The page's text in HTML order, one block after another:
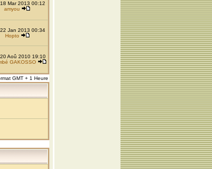
Mar 2013 00:12
amyou
Jan 2013 00:34
Hopto
Aoû 2010 19:10
GAKOSSO
GMT + 1 Heure